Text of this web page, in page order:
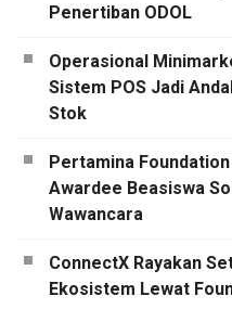
Penertiban ODOL
Operasional
Sistem POS Jadi
Stok
Pertamina
Awardee Beasiswa
Wawancara
ConnectX Rayakan
Ekosistem Lewat